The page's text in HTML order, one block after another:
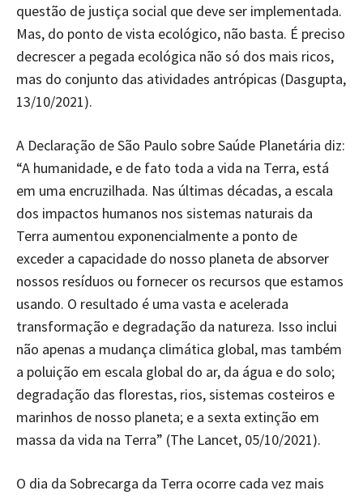
questão de justiça social que deve ser implementada.
Mas, do ponto de vista ecológico, não basta. É preciso
decrescer a pegada ecológica não só dos mais ricos,
mas do conjunto das atividades antrópicas (Dasgupta,
13/10/2021).
A Declaração de São Paulo sobre Saúde Planetária diz:
“A humanidade, e de fato toda a vida na Terra, está
em uma encruzilhada. Nas últimas décadas, a escala
dos impactos humanos nos sistemas naturais da
Terra aumentou exponencialmente a ponto de
exceder a capacidade do nosso planeta de absorver
nossos resíduos ou fornecer os recursos que estamos
usando. O resultado é uma vasta e acelerada
transformação e degradação da natureza. Isso inclui
não apenas a mudança climática global, mas também
a poluição em escala global do ar, da água e do solo;
degradação das florestas, rios, sistemas costeiros e
marinhos de nosso planeta; e a sexta extinção em
massa da vida na Terra” (The Lancet, 05/10/2021).
O dia da Sobrecarga da Terra ocorre cada vez mais